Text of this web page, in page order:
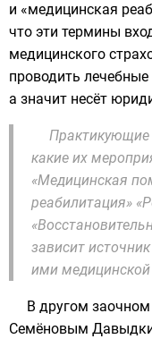
и «медицинская
что эти термины
медицинского
проводить
а значит несёт
Практикующие
какие их
«Медицинская
реабилитация»
зависит
ими медицинской
В другом
Семёновым